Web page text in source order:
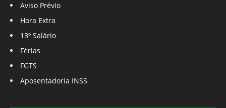
Aviso Prévio
Hora Extra
13º Salário
Férias
FGTS
Aposentadoria INSS